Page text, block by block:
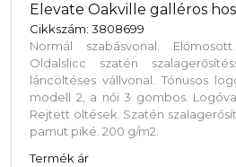
Elevate Oakville galléros
Cikkszám: 3808699
Normál szabásvonal.
Oldalslicc szatén
láncöltéses vállvonal. Tónusos
modell 2, a női 3 gombos.
Rejtett öltések. Szatén
pamut piké. 200 g/m2.
Termék ár